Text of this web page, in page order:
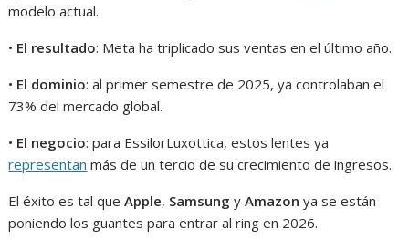
modelo actual.
• El resultado: Meta ha triplicado sus ventas en el último año.
• El dominio: al primer semestre de 2025, ya controlaban el
73% del mercado global.
• El negocio: para EssilorLuxottica, estos lentes ya
representan más de un tercio de su crecimiento de ingresos.
El éxito es tal queApple, Samsung yAmazon ya se están
poniendo los guantes para entrar al ring en 2026.